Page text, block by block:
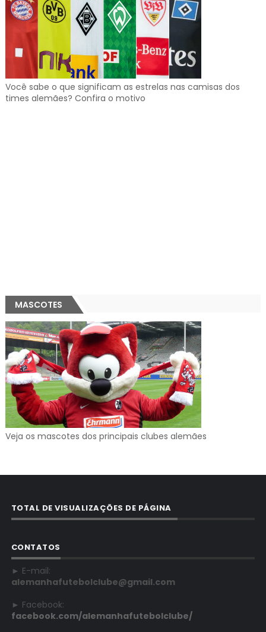
Você sabe o que significam as estrelas nas camisas dos
times alemães? Confira o motivo
MASCOTES
Veja os mascotes dos principais clubes alemães
TOTAL DE VISUALIZAÇÕES DE PÁGINA
CONTATOS
► E-mail:
alemanhafutebolclube@gmail.com
► Facebook:
facebook.com/alemanhafutebolclube/